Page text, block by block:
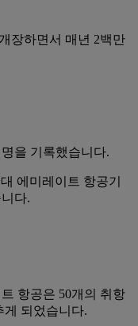
장하면서 매년 2백만
을 기록했습니다.
에미레이트 항공기
다.
항공은 50개의 취항
게 되었습니다.